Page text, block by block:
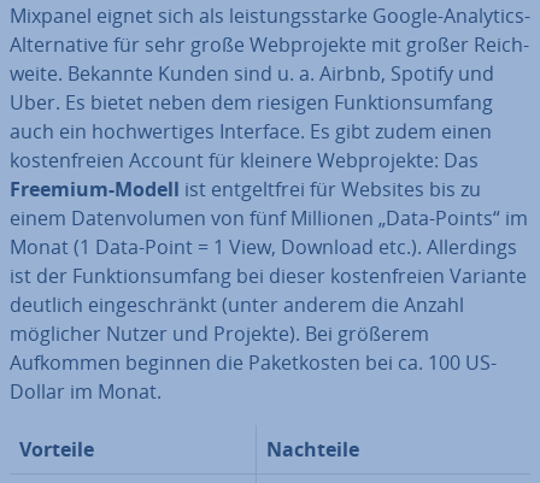
Mixpanel eignet sich als leis­tungs­star­ke Google-Analytics-
Al­ter­na­ti­ve für sehr große Web­pro­jek­te mit großer Reich­
wei­te. Bekannte Kunden sind u. a. Airbnb, Spotify und
Uber. Es bietet neben dem riesigen Funk­ti­ons­um­fang
auch ein hoch­wer­ti­ges Interface. Es gibt zudem einen
kos­ten­frei­en Account für kleinere Web­pro­jek­te: Das
Freemium-Modell ist ent­gelt­frei für Websites bis zu
einem Da­ten­vo­lu­men von fünf Millionen „Data-Points“ im
Monat (1 Data-Point = 1 View, Download etc.). Al­ler­dings
ist der Funk­ti­ons­um­fang bei dieser kos­ten­frei­en Variante
deutlich ein­ge­schränkt (unter anderem die Anzahl
möglicher Nutzer und Projekte). Bei größerem
Aufkommen beginnen die Pa­ket­kos­ten bei ca. 100 US-
Dollar im Monat.
Vorteile
Nachteile